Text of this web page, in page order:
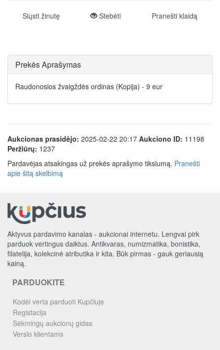
Siųsti žinutę Stebėti Pranešti klaidą
Prekės Aprašymas
Raudonosios žvaigždės ordinas (Kopija) - 9 eur
Aukcionas prasidėjo: 2025-02-22 20:17 Aukciono ID: 11198
Peržiūrų: 1237
Pardavėjas atsakingas už prekės aprašymo tikslumą. Pranešti
apie šitą skelbimą
Aktyvus pardavimo kanalas - aukcionai internetu. Lengvai pirk
parduok vertingus daiktus. Antikvaras, numizmatika, bonistika,
filatelija, kolekcinė atributika ir kita. Būk pirmas - gauk geriausią
kainą.
PARDUOKITE
Kodėl verta parduoti Kupčiuje
Registacija
Sėkmingų aukcionų gidas
Verslo klientams